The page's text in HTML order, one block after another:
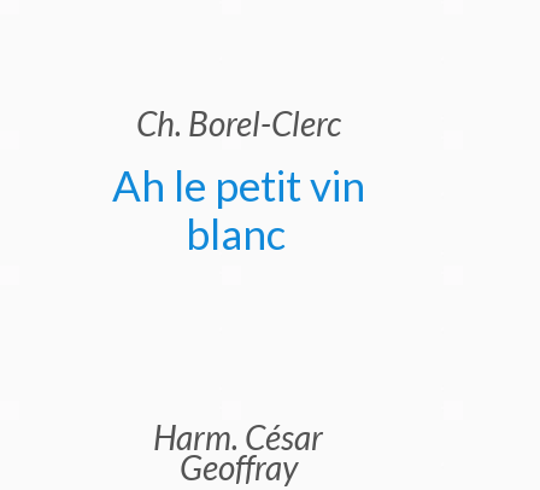
Ch. Borel-Clerc
Ah le petit vin
blanc
Harm. César
Geoffray